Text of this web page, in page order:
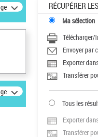
RÉCUPÉRER
Ma sélection
Télécharger/
Envoyer par
Exporter
Transférer
Tous les
Exporter
Transférer